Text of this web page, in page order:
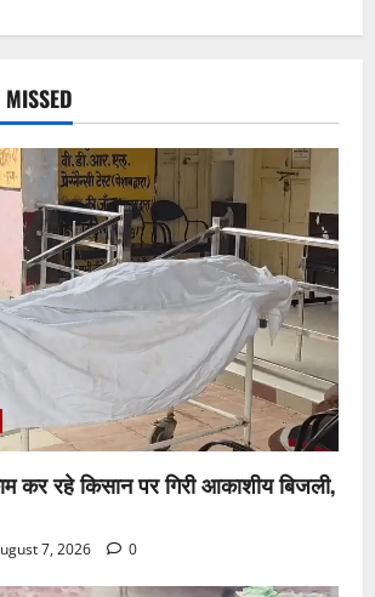
कर रहे किसान पर गिरी आकाशीय बिजली,
7, 2026 0